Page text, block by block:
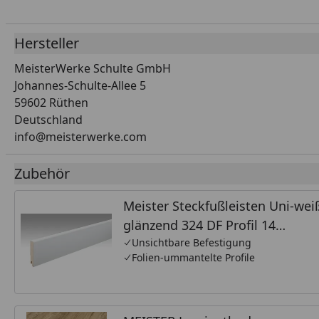
Hersteller
MeisterWerke Schulte GmbH
Johannes-Schulte-Allee 5
59602 Rüthen
Deutschland
info@meisterwerke.com
Zubehör
Meister Steckfußleisten Uni-
glänzend 324 DF Profil 14
MK/15MK/16MK
Unsichtbare Befestigung
Folien-ummantelte Profile